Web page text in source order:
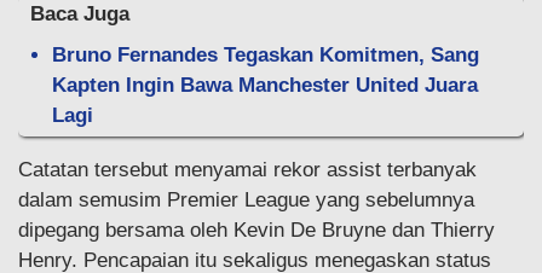
Baca Juga
Bruno Fernandes Tegaskan Komitmen, Sang
Kapten Ingin Bawa Manchester United Juara
Lagi
Catatan tersebut menyamai rekor assist terbanyak
dalam semusim Premier League yang sebelumnya
dipegang bersama oleh Kevin De Bruyne dan Thierry
Henry. Pencapaian itu sekaligus menegaskan status